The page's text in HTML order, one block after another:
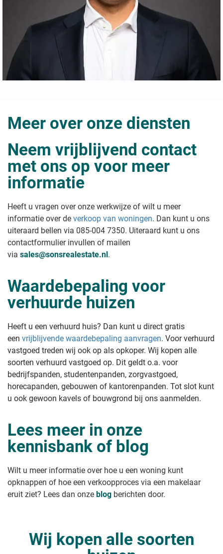
Meer over onze diensten
Neem vrijblijvend contact
met ons op voor meer
informatie
Heeft u vragen over onze werkwijze of wilt u meer
informatie over de verkoop van woningen. Dan kunt u ons
uiteraard bellen via 085-004 7350. Uiteraard kunt u ons
contactformulier invullen of mailen
via sales@sonsrealestate.nl.
Waardebepaling voor
verhuurde huizen
Heeft u een verhuurd huis? Dan kunt u direct gratis
een vrijblijvende waardebepaling aanvragen. Voor verhuurd
vastgoed treden wij ook op als opkoper. Wij kopen alle
soorten verhuurd vastgoed op. Dit geldt o.a. voor
bedrijfspanden, studentenpanden, zorgvastgoed,
horecapanden, gebouwen of kantorenpanden. Tot slot kunt
u ook gewoon kavels of bouwgrond bij ons aanmelden.
Lees meer in onze
kennisbank of blog
Wilt u meer informatie over hoe u een woning kunt
opknappen of hoe een verkoopproces via een makelaar
eruit ziet? Lees dan onze blog berichten door.
Wij kopen alle soorten